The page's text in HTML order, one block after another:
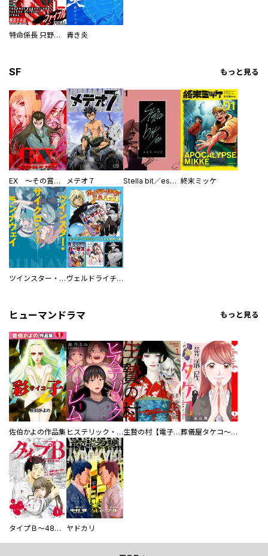
特命係長 只野仁ファイナル 愛蔵版 青き炎
SF もっと見る
EX ～その賞金稼ぎは、世界の出口を探す～【単行本版】 メテオ７ Stella bit／es【単話版】 終末ミッケ
ツインスター・サイクロン・ランナウェイ ヴェルドライチオシ聖典パック 『転スラ』ミニ画集付き シリウス人気作３選
ヒューマンドラマ もっと見る
佐伯かよの作品集 ヒステリック・ハーレム～搾られる男と堕ちる女～【電子単行本版】 生贄の村【電子単行本版】 葬儀屋タケコ～あなたの最期、叶えます【電子単行本版】
タイプＢ～48時間後、致死率100％～【単話】 ヤドカリ